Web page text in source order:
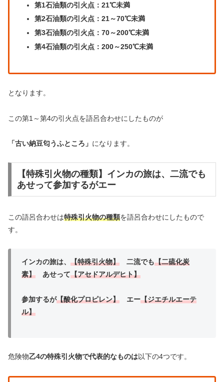
第1石油類の引火点：21℃未満
第2石油類の引火点：21～70℃未満
第3石油類の引火点：70～200℃未満
第4石油類の引火点：200～250℃未満
となります。
この第1～第4の引火点を語呂合わせにしたものが
「古い納豆匂うふところ」 になります。
【特殊引火物の種類】インカの旅は、二流でも
あせって参加するがエー
この語呂合わせは特殊引火物の種類を語呂合わせにしたもので
す。
インカの旅は、 【特殊引火物】 二流でも【二硫化炭
素】 あせって【アセドアルデヒト】
参加するが【酸化プロピレン】 エー【ジエチルエーテ
ル】
危険物乙4の特殊引火物で代表的なものは以下の4つです。